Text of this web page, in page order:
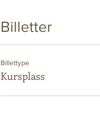
Billetter
Billettype
Kursplass